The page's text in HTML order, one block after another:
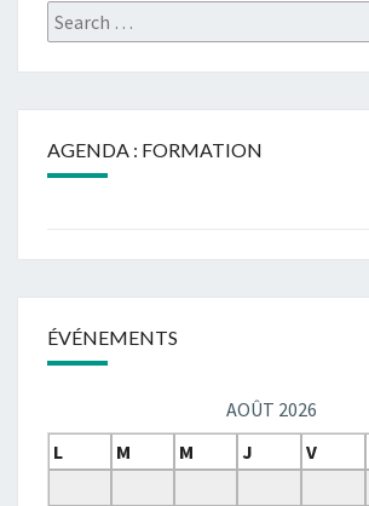
Search
for:
AGENDA : FORMATION
ÉVÉNEMENTS
AOÛT 2026
L
M M J V